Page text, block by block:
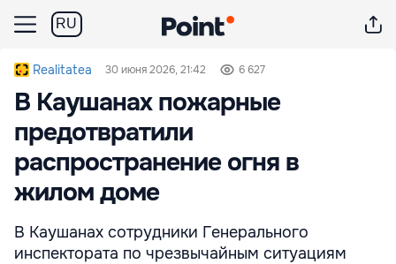
RU
Realitatea 30 июня 2026, 21:42 6 627
В Каушанах пожарные
предотвратили
распространение огня в
жилом доме
В Каушанах сотрудники Генерального
инспектората по чрезвычайным ситуациям